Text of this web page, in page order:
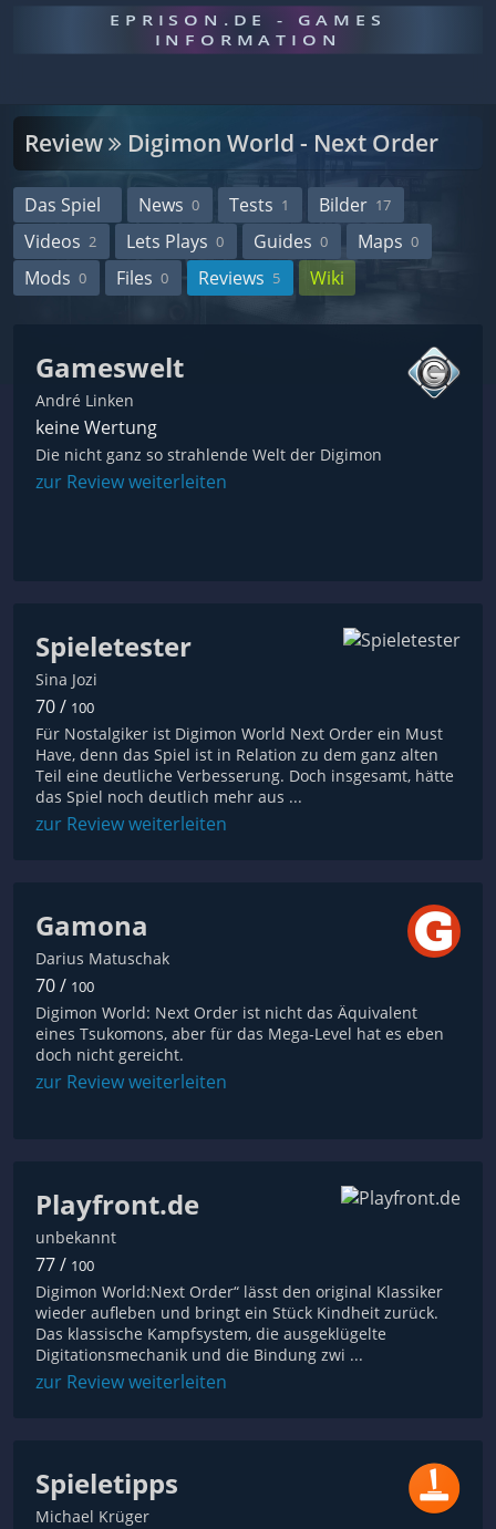
EPRISON.DE - GAMES
INFORMATION
Review Digimon World - Next Order
Das Spiel News 0 Tests 1 Bilder 17
Videos 2 Lets Plays 0 Guides 0 Maps 0
Mods 0 Files 0 Reviews 5 Wiki
Gameswelt
André Linken
keine Wertung
Die nicht ganz so strahlende Welt der Digimon
zur Review weiterleiten
Spieletester
Sina Jozi
70 / 100
Für Nostalgiker ist Digimon World Next Order ein Must
Have, denn das Spiel ist in Relation zu dem ganz alten
Teil eine deutliche Verbesserung. Doch insgesamt, hätte
das Spiel noch deutlich mehr aus ...
zur Review weiterleiten
Gamona
Darius Matuschak
70 / 100
Digimon World: Next Order ist nicht das Äquivalent
eines Tsukomons, aber für das Mega-Level hat es eben
doch nicht gereicht.
zur Review weiterleiten
Playfront.de
unbekannt
77 / 100
Digimon World:Next Order“ lässt den original Klassiker
wieder aufleben und bringt ein Stück Kindheit zurück.
Das klassische Kampfsystem, die ausgeklügelte
Digitationsmechanik und die Bindung zwi ...
zur Review weiterleiten
Spieletipps
Michael Krüger